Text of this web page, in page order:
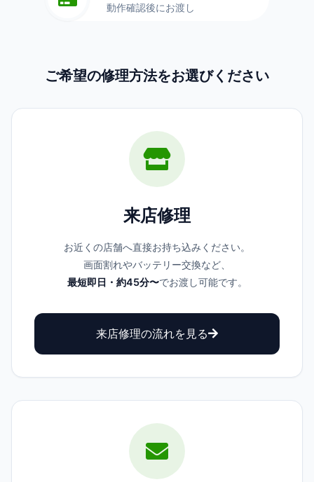
動作確認後にお渡し
ご希望の修理方法をお選びください
来店修理
お近くの店舗へ直接お持ち込みください。
画面割れやバッテリー交換など、
最短即日・約45分〜でお渡し可能です。
来店修理の流れを見る